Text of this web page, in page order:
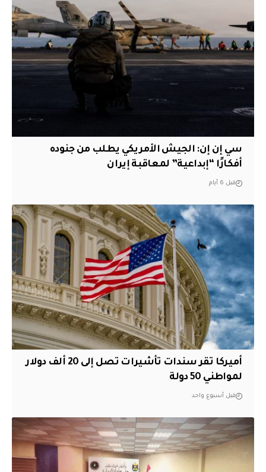
سي إن إن: الجيش الأمريكي يطلب من جنوده
أفكارًا “إبداعية” لمعاقبة إيران
قبل 6 أيام
أميركا تقر سندات تأشيرات تصل إلى 20 ألف دولار
لمواطني 50 دولة
قبل أسبوع واحد